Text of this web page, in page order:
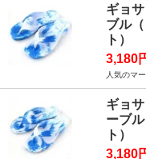
ギョ
ブル
ト）
3,180
人気のマ
ギョ
ーブ
ト）
3,180